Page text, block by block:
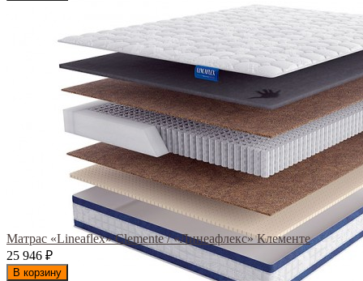
Матрас «Lineaflex» Clemente / «Линеафлекс» Клементе
25 946 ₽
В корзину